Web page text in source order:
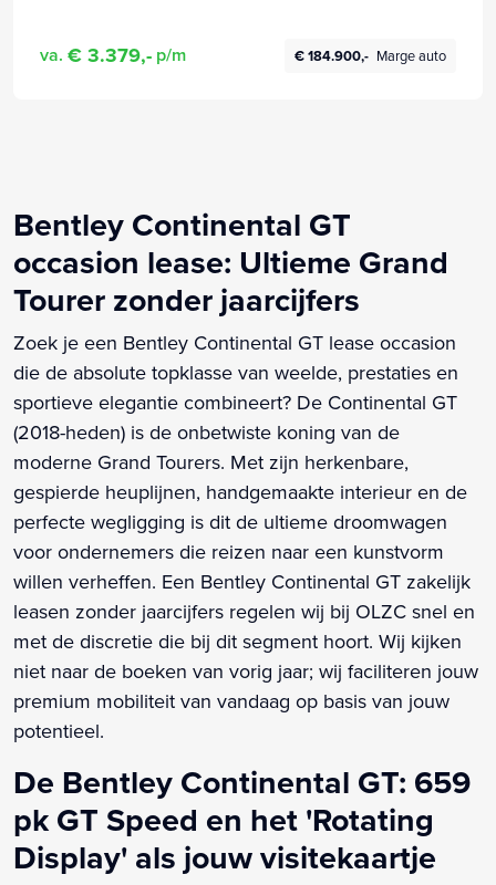
va. € 3.379,- p/m € 184.900,- Marge auto
Bentley Continental GT
occasion lease: Ultieme Grand
Tourer zonder jaarcijfers
Zoek je een Bentley Continental GT lease occasion
die de absolute topklasse van weelde, prestaties en
sportieve elegantie combineert? De Continental GT
(2018-heden) is de onbetwiste koning van de
moderne Grand Tourers. Met zijn herkenbare,
gespierde heuplijnen, handgemaakte interieur en de
perfecte wegligging is dit de ultieme droomwagen
voor ondernemers die reizen naar een kunstvorm
willen verheffen. Een Bentley Continental GT zakelijk
leasen zonder jaarcijfers regelen wij bij OLZC snel en
met de discretie die bij dit segment hoort. Wij kijken
niet naar de boeken van vorig jaar; wij faciliteren jouw
premium mobiliteit van vandaag op basis van jouw
potentieel.
De Bentley Continental GT: 659
pk GT Speed en het 'Rotating
Display' als jouw visitekaartje